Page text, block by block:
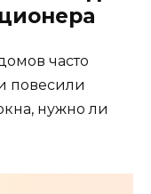
часто
повесили
нужно ли